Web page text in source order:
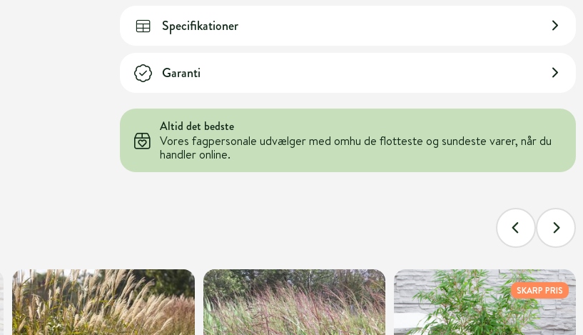
Specifikationer
Garanti
Altid det bedste
Vores fagpersonale udvælger med omhu de flotteste og sundeste varer, når du
handler online.
SKARP PRIS